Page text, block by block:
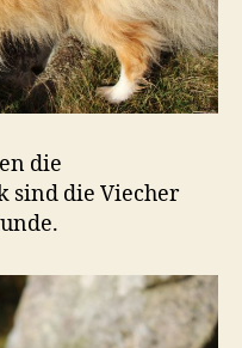
die
sind die Viecher